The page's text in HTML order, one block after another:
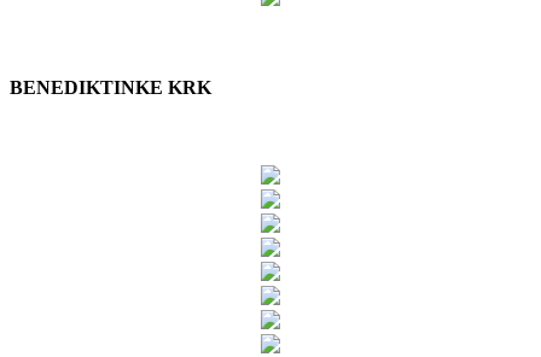
BENEDIKTINKE KRK